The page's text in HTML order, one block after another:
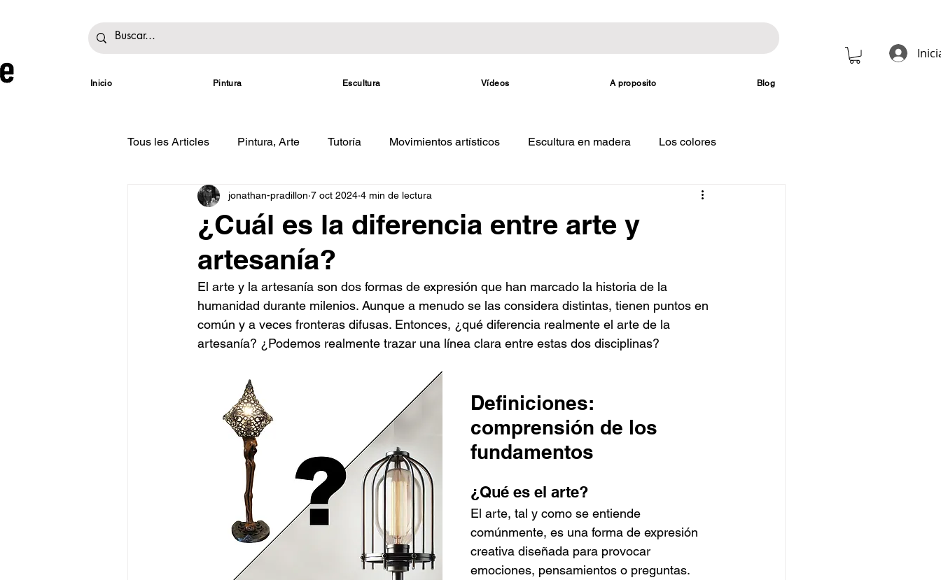
Inicio Pintura Escultura Vídeos A proposito Blog
Tous les Articles Pintura, Arte Tutoría Movimientos artísticos Escultura en madera Los colores
Exposiciones
¿Cuál es la diferencia entre arte y
artesanía?
jonathan-pradillon 7 oct 2024 4 min de lectura
El arte y la artesanía son dos formas de expresión que han marcado la historia de la
humanidad durante milenios. Aunque a menudo se las considera distintas, tienen puntos en
común y a veces fronteras difusas. Entonces, ¿qué diferencia realmente el arte de la
artesanía? ¿Podemos realmente trazar una línea clara entre estas dos disciplinas?
Definiciones:
comprensión de los
fundamentos
¿Qué es el arte?
El arte, tal y como se entiende
comúnmente, es una forma de expresión
creativa diseñada para provocar
emociones, pensamientos o preguntas.